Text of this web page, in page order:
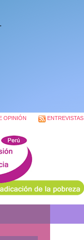
OPINIÓN ENTREVISTAS